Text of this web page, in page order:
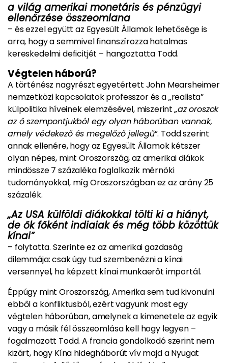
a világ amerikai monetáris és pénzügyi
ellenőrzése összeomlana
– és ezzel együtt az Egyesült Államok lehetősége is
arra, hogy a semmivel finanszírozza hatalmas
kereskedelmi deficitjét – hangoztatta Todd.
Végtelen háború?
A történész nagyrészt egyetértett John Mearsheimer
nemzetközi kapcsolatok professzor és a „realista”
külpolitika híveinek elemzésével, miszerint„az oroszok
az ő szempontjukból egy olyan háborúban vannak,
amely védekező és megelőző jellegű”. Todd szerint
annak ellenére, hogy az Egyesült Államok kétszer
olyan népes, mint Oroszország, az amerikai diákok
mindössze 7 százaléka foglalkozik mérnöki
tudományokkal, míg Oroszországban ez az arány 25
százalék.
„Az USA külföldi diákokkal tölti ki a hiányt,
de ők főként indiaiak és még több közöttük
kínai”
– folytatta. Szerinte ez az amerikai gazdaság
dilemmája: csak úgy tud szembenézni a kínai
versennyel, ha képzett kínai munkaerőt importál.
Éppúgy mint Oroszország, Amerika sem tud kivonulni
ebből a konfliktusból, ezért vagyunk most egy
végtelen háborúban, amelynek a kimenetele az egyik
vagy a másik fél összeomlása kell hogy legyen –
fogalmazott Todd. A francia gondolkodó szerint nem
kizárt, hogy Kína hidegháborút vív majd a Nyugat